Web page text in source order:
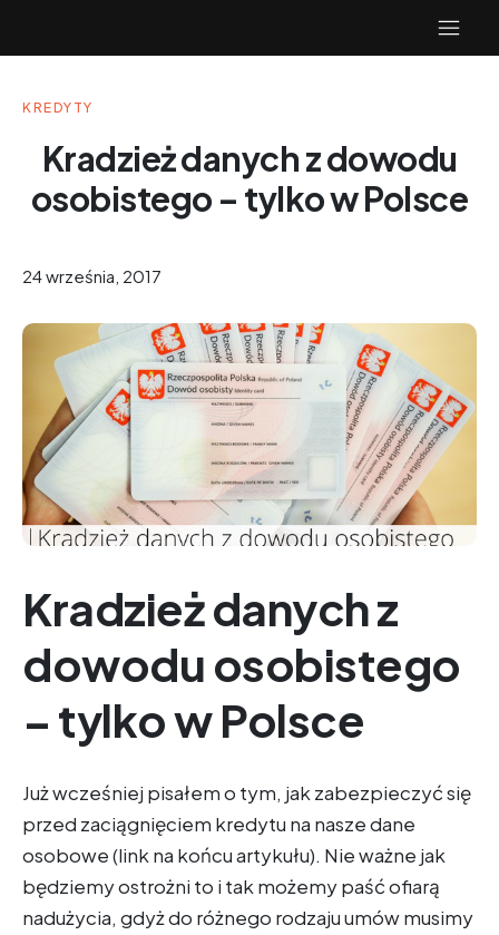
KREDYTY
Kradzież danych z dowodu
osobistego – tylko w Polsce
24 września, 2017
Kradzież danych z
dowodu osobistego
– tylko w Polsce
Już wcześniej pisałem o tym, jak zabezpieczyć się
przed zaciągnięciem kredytu na nasze dane
osobowe (link na końcu artykułu). Nie ważne jak
będziemy ostrożni to i tak możemy paść ofiarą
nadużycia, gdyż do różnego rodzaju umów musimy